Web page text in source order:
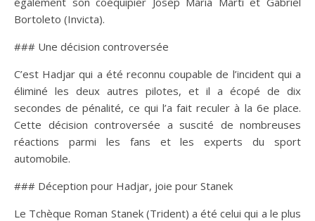
Bortoleto (Invicta).
### Une décision controversée
C’est Hadjar qui a été reconnu coupable de l’incident qui a
éliminé les deux autres pilotes, et il a écopé de dix
secondes de pénalité, ce qui l’a fait reculer à la 6e place.
Cette décision controversée a suscité de nombreuses
réactions parmi les fans et les experts du sport
automobile.
### Déception pour Hadjar, joie pour Stanek
Le Tchèque Roman Stanek (Trident) a été celui qui a le plus